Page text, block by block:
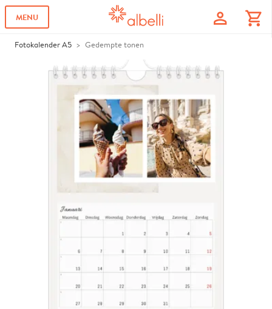
MENU profile shopping_cart
Fotokalender A5 Gedempte tonen